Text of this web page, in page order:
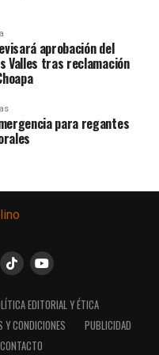
aprobación del
Valles tras reclamación
para regantes
EDITORIAL Y ÉTICA
Y CONDICIONES
PUBLICIDAD
CONTACTO